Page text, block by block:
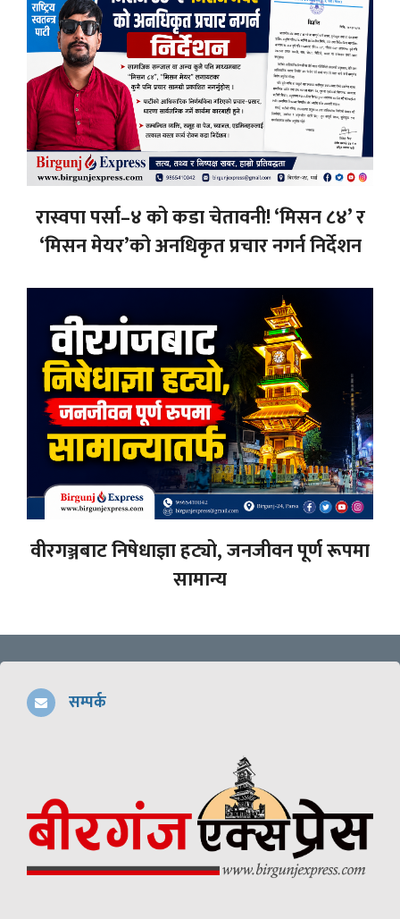
रास्वपा पर्सा–४ को कडा चेतावनी! ‘मिसन ८४’ र
‘मिसन मेयर’को अनधिकृत प्रचार नगर्न निर्देशन
वीरगञ्जबाट निषेधाज्ञा हट्यो, जनजीवन पूर्ण रूपमा
सामान्य
सम्पर्क